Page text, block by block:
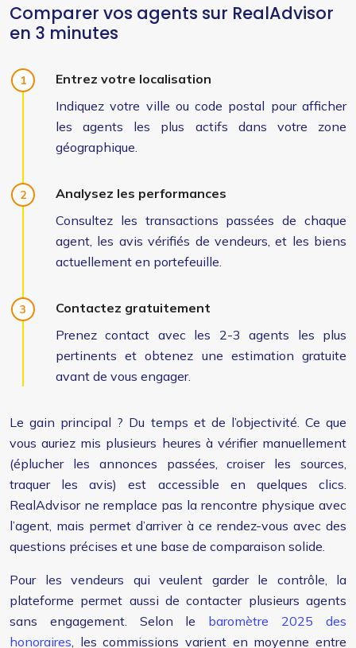
Comparer vos agents sur RealAdvisor
en 3 minutes
Entrez votre localisation
Indiquez votre ville ou code postal pour afficher
les agents les plus actifs dans votre zone
géographique.
Analysez les performances
Consultez les transactions passées de chaque
agent, les avis vérifiés de vendeurs, et les biens
actuellement en portefeuille.
Contactez gratuitement
Prenez contact avec les 2-3 agents les plus
pertinents et obtenez une estimation gratuite
avant de vous engager.
Le gain principal ? Du temps et de l’objectivité. Ce que
vous auriez mis plusieurs heures à vérifier manuellement
(éplucher les annonces passées, croiser les sources,
traquer les avis) est accessible en quelques clics.
RealAdvisor ne remplace pas la rencontre physique avec
l’agent, mais permet d’arriver à ce rendez-vous avec des
questions précises et une base de comparaison solide.
Pour les vendeurs qui veulent garder le contrôle, la
plateforme permet aussi de contacter plusieurs agents
sans engagement. Selon le baromètre 2025 des
honoraires , les commissions varient en moyenne entre